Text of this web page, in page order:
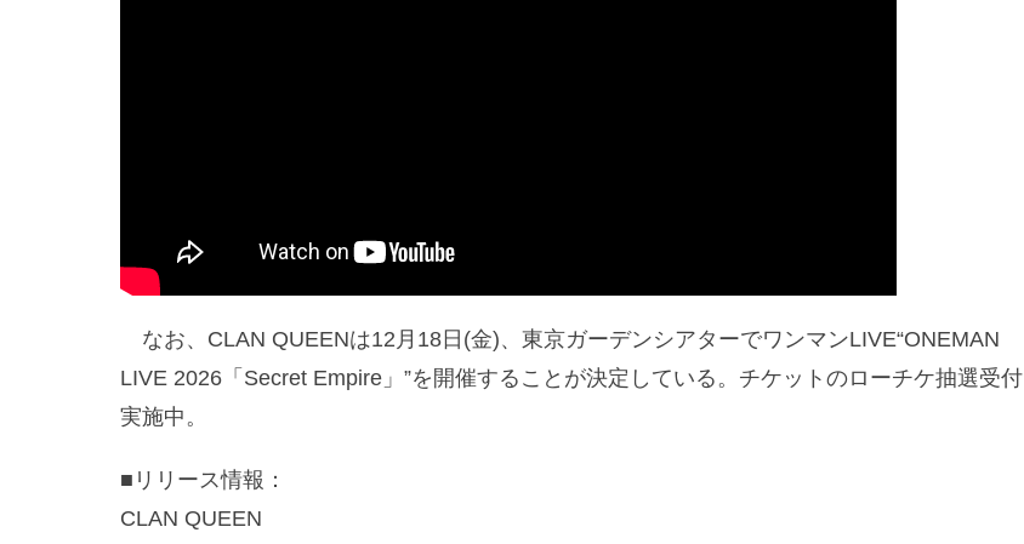
なお、CLAN QUEENは12月18日(金)、東京ガーデンシアターでワンマンLIVE“ONEMAN
LIVE 2026「Secret Empire」”を開催することが決定している。チケットのローチケ抽選受付
実施中。
■リリース情報：
CLAN QUEEN